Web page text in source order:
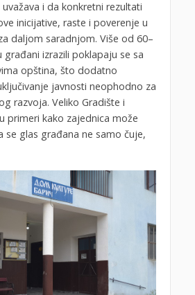
i da konkretni rezultati
inicijative, raste i poverenje u
daljom saradnjom. Više od 60–
građani izrazili poklapaju se sa
opština, što dodatno
javnosti neophodno za
razvoja. Veliko Gradište i
primeri kako zajednica može
se glas građana ne samo čuje,